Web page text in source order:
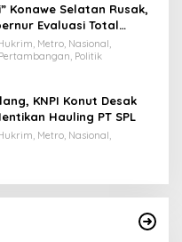
Konawe Selatan Rusak,
Evaluasi Total
Metro, Nasional,
Politik
KNPI Konut Desak
Hauling PT SPL
Metro, Nasional,